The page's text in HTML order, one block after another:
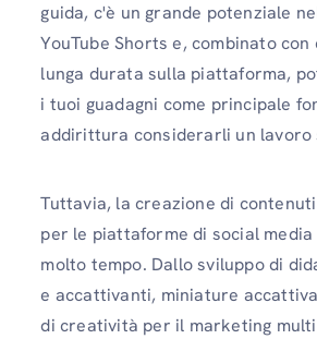
guida, c'è un grande potenziale
YouTube Shorts e, combinato
lunga durata sulla piattaforma,
i tuoi guadagni come principale
addirittura considerarli un lavoro
Tuttavia, la creazione di
per le piattaforme di social
molto tempo. Dallo sviluppo di
e accattivanti, miniature
di creatività per il marketing